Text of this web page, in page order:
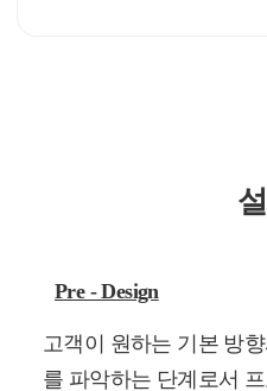
Pre - Design
고객이 원하는 기본 방
를 파악하는 단계로서